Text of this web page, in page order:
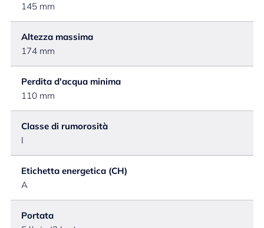
145 mm
Altezza massima
174 mm
Perdita d'acqua minima
110 mm
Classe di rumorosità
I
Etichetta energetica (CH)
A
Portata